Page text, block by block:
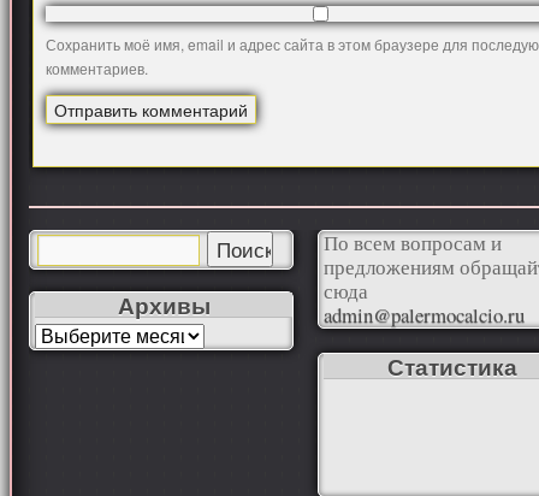
Сохранить моё имя, email и адрес сайта в этом браузере для
комментариев.
Архивы
По всем вопросам и
предложениям
сюда
admin@palermocalcio.ru
Статистика